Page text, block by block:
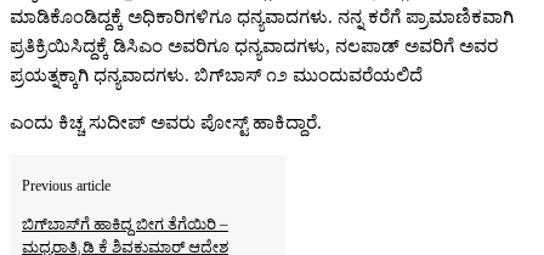
ಮಾಡಿಕೊಂಡಿದ್ದಕ್ಕೆ ಅಧಿಕಾರಿಗಳಿಗೂ ಧನ್ಯವಾದಗಳು. ನನ್ನ ಕರೆಗೆ ಪ್ರಾಮಾಣಿಕವಾಗಿ
ಪ್ರತಿಕ್ರಿಯಿಸಿದ್ದಕ್ಕೆ ಡಿಸಿಎಂ ಅವರಿಗೂ ಧನ್ಯವಾದಗಳು, ನಲಪಾಡ್‌ ಅವರಿಗೆ ಅವರ
ಪ್ರಯತ್ನಕ್ಕಾಗಿ ಧನ್ಯವಾದಗಳು. ಬಿಗ್‌ಬಾಸ್‌ ೧೨ ಮುಂದುವರೆಯಲಿದೆ
ಎಂದು ಕಿಚ್ಚ ಸುದೀಪ್‌ ಅವರು ಪೋಸ್ಟ್‌ ಹಾಕಿದ್ದಾರೆ.
Previous article
ಬಿಗ್‌ಬಾಸ್‌ಗೆ ಹಾಕಿದ್ದ ಬೀಗ ತೆಗೆಯಿರಿ –
ಮಧ್ಯರಾತ್ರಿ ಡಿ ಕೆ ಶಿವಕುಮಾರ್‌ ಆದೇಶ